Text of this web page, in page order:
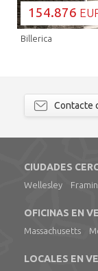
154.876
Billerica
Contacte
CIUDADES
Wellesley
OFICINAS EN
Massachusetts
LOCALES EN